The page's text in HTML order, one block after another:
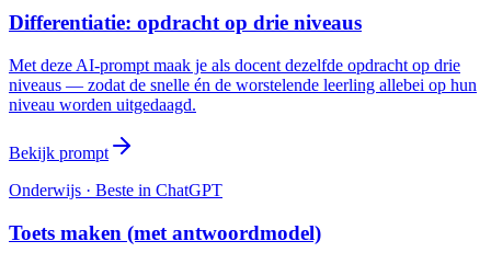
Differentiatie: opdracht op drie niveaus
Met deze AI-prompt maak je als docent dezelfde opdracht op drie
niveaus — zodat de snelle én de worstelende leerling allebei op hun
niveau worden uitgedaagd.
Bekijk prompt
Onderwijs · Beste in ChatGPT
Toets maken (met antwoordmodel)